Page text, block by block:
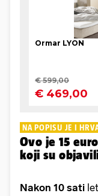
NA POPISU JE I
Ovo je 15
koji su
Nakon 10 sati